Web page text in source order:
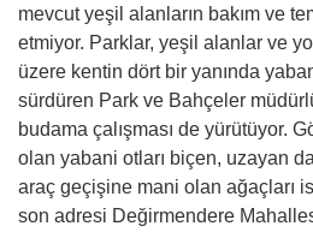
mevcut yeşil alanların bakım ve
etmiyor. Parklar, yeşil alanlar ve
üzere kentin dört bir yanında
sürdüren Park ve Bahçeler
budama çalışması de yürütüyor.
olan yabani otları biçen, uzayan
araç geçişine mani olan ağaçları
son adresi Değirmendere